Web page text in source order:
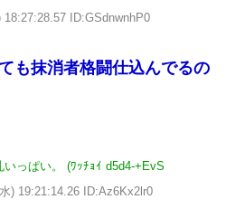
18:27:28.57 ID:GSdnwnhP0
も抹消者格闘仕込んでるの
っぱい。 (ﾜｯﾁｮｲ d5d4-+EvS
) 19:21:14.26 ID:Az6Kx2lr0